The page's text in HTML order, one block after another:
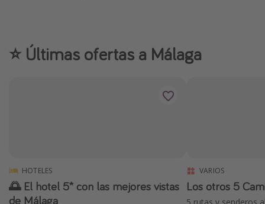
⭐️ Últimas ofertas a Málaga
HOTELES
🌅 El hotel 5* con las mejores vistas
de Málaga
VARIOS
Los otros 5
5 rutas y senderos